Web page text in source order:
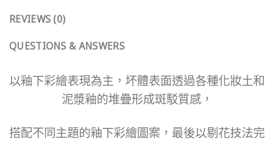
REVIEWS (0)
QUESTIONS & ANSWERS
以釉下彩繪表現為主，坏體表面透過各種化妝土和
泥漿釉的堆疊形成斑駁質感，
搭配不同主題的釉下彩繪圖案，最後以剔花技法完